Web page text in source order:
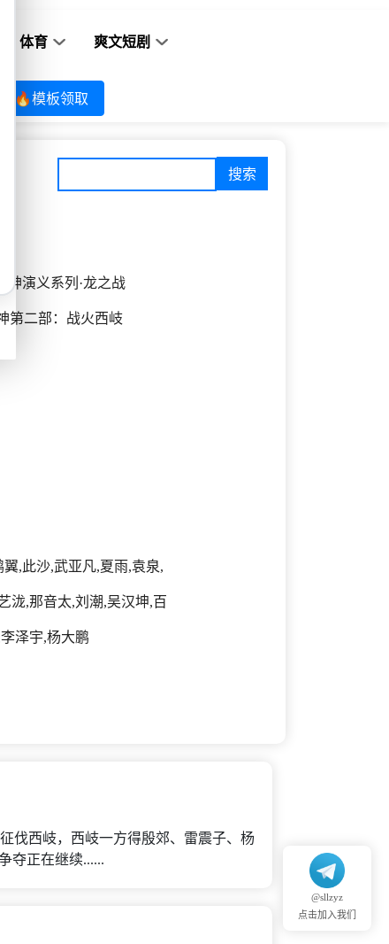
体育 爽文短剧
🔥模板领取
神演义系列·龙之战
第二部：战火西岐
,此沙,武亚凡,夏雨,袁泉,
泷,那音太,刘潮,吴汉坤,百
泽宇,杨大鹏
伐西岐，西岐一方得殷郊、雷震子、杨
夺正在继续......
@sllzyz
点击加入我们